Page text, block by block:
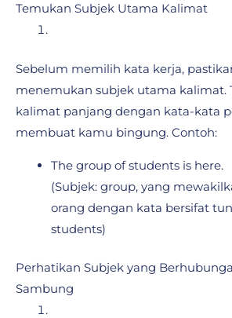
Temukan Subjek Utama Kalimat
Sebelum memilih kata kerja,
menemukan subjek utama kalimat.
kalimat panjang dengan kata-kata
membuat kamu bingung. Contoh:
The group of students is here.
(Subjek: group, yang
orang dengan kata bersifat
students)
Perhatikan Subjek yang
Sambung